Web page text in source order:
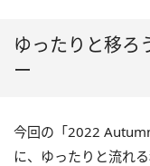
ゆったりと移ろ
ー
今回の「2022
に、ゆったりと流れ